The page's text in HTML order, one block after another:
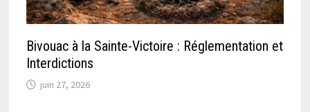
Bivouac à la Sainte-Victoire : Réglementation et
Interdictions
juin 27, 2026